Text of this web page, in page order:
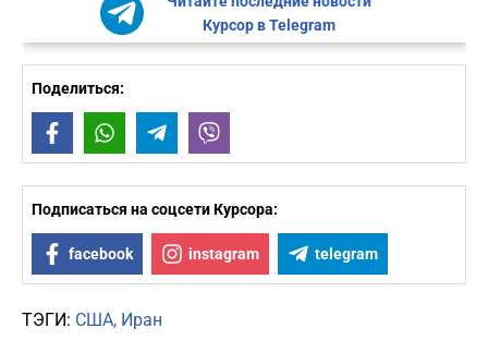
Курсор в Telegram
Поделиться:
FacebookWhatsAppTelegram
Подписаться на соцсети Курсора:
facebook instagram telegram
ТЭГИ: США Иран